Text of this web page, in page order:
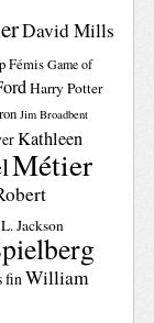
David Mills
Fémis Game of
Harry Potter
Jim Broadbent
Kathleen
Métier
Jackson
finWilliam